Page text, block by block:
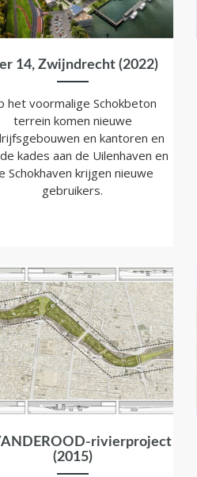
14, Zwijndrecht (2022)
het voormalige Schokbeton
terrein komen nieuwe
en kantoren en
kades aan de Uilenhaven en
Schokhaven krijgen nieuwe
gebruikers.
rivierproject
(2015)